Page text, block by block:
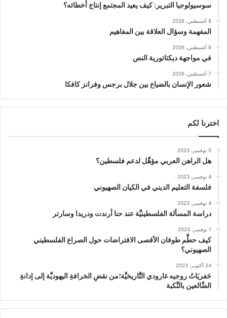
سوسيولوجيا التبرير: كيف يعيد المجتمع إنتاج أخطائه؟
8 أغسطس، 2026
المفهمة وسؤال العلاقة بين المفاهيم
8 أغسطس، 2026
في مواجهة ديكتاتورية النص
7 أغسطس، 2026
شعور الإنسان بالضياع بين جلال برجس وفرانز كافكا
اخترنا لكم
5 نوفمبر، 2023
هل الراهن العربي مؤهَّل لدعم فلسطين؟
4 نوفمبر، 2023
فلسفة التعليم الديني في الكيان الصهيوني
4 نوفمبر، 2023
دراسة المسألة الفلسطينيَّة عند حنا أرندت ودريدا وسارتر
1 نوفمبر، 2023
كيف حطَّم طوفان الأقصى الافتراضات حول الصراع الفلسطيني
الصهيوني؟
24 أكتوبر، 2023
حَفريَاتُ روجيه غارودي التَّاريخيَّة؛من نقضِ الخرافةِ اليهوديَّة إلى إدانةِ
الضَّالعين بالنَّكبة